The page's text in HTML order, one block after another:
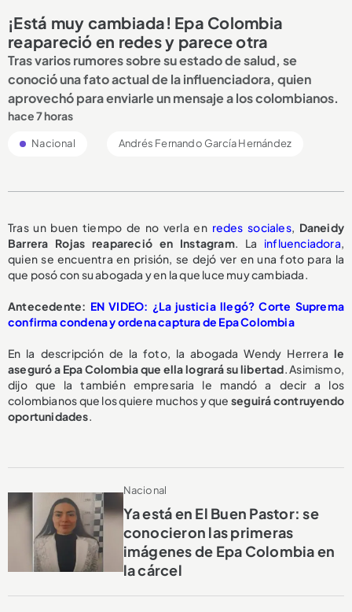
¡Está muy cambiada! Epa Colombia
reapareció en redes y parece otra
Tras varios rumores sobre su estado de salud, se
conoció una fato actual de la influenciadora, quien
aprovechó para enviarle un mensaje a los colombianos.
hace 7 horas
Nacional Andrés Fernando García Hernández
Tras un buen tiempo de no verla en redes sociales, Daneidy
Barrera Rojas reapareció en Instagram. La influenciadora,
quien se encuentra en prisión, se dejó ver en una foto para la
que posó con su abogada y en la que luce muy cambiada.
Antecedente: EN VIDEO: ¿La justicia llegó? Corte Suprema
confirma condena y ordena captura de Epa Colombia
En la descripción de la foto, la abogada Wendy Herrera le
aseguró a Epa Colombia que ella logrará su libertad. Asimismo,
dijo que la también empresaria le mandó a decir a los
colombianos que los quiere muchos y queseguirá contruyendo
oportunidades.
Nacional
Ya está en El Buen Pastor: se
conocieron las primeras
imágenes de Epa Colombia en
la cárcel